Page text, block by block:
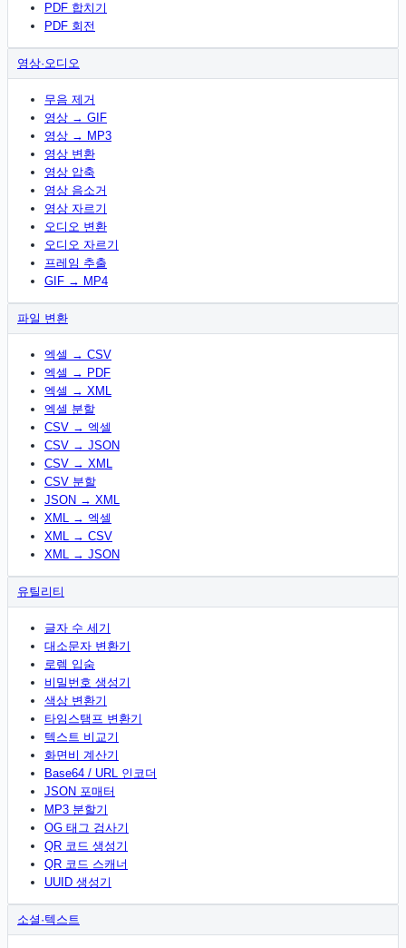
PDF 합치기
PDF 회전
영상·오디오
무음 제거
영상 → GIF
영상 → MP3
영상 변환
영상 압축
영상 음소거
영상 자르기
오디오 변환
오디오 자르기
프레임 추출
GIF → MP4
파일 변환
엑셀 → CSV
엑셀 → PDF
엑셀 → XML
엑셀 분할
CSV → 엑셀
CSV → JSON
CSV → XML
CSV 분할
JSON → XML
XML → 엑셀
XML → CSV
XML → JSON
유틸리티
글자 수 세기
대소문자 변환기
로렘 입숨
비밀번호 생성기
색상 변환기
타임스탬프 변환기
텍스트 비교기
화면비 계산기
Base64 / URL 인코더
JSON 포매터
MP3 분할기
OG 태그 검사기
QR 코드 생성기
QR 코드 스캐너
UUID 생성기
소셜·텍스트